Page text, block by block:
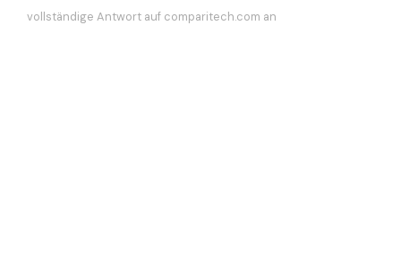
vollständige Antwort auf comparitech.com an